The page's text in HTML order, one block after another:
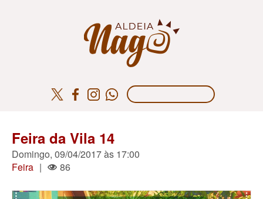
Feira da Vila 14
Domingo, 09/04/2017 às 17:00
Feira | 86